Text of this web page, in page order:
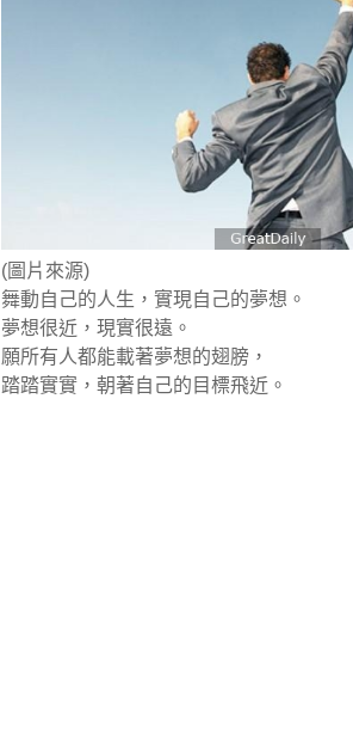
(圖片來源)
舞動自己的人生，實現自己的夢想。
夢想很近，現實很遠。
願所有人都能載著夢想的翅膀，
踏踏實實，朝著自己的目標飛近。